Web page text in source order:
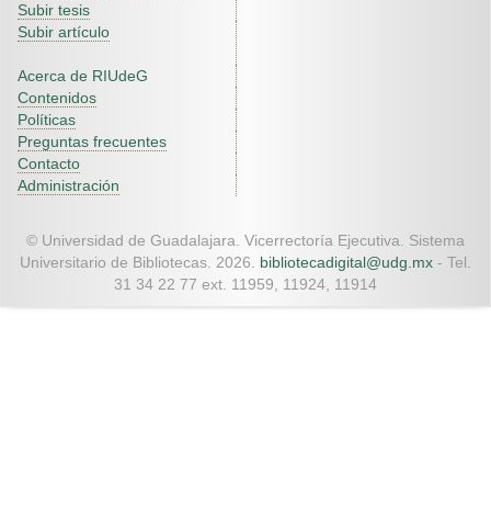
Subir tesis
Subir artículo
Acerca de RIUdeG
Contenidos
Políticas
Preguntas frecuentes
Contacto
Administración
© Universidad de Guadalajara. Vicerrectoría Ejecutiva. Sistema
Universitario de Bibliotecas. 2026. bibliotecadigital@udg.mx - Tel.
31 34 22 77 ext. 11959, 11924, 11914